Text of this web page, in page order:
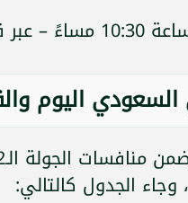
قناة
اليوم
وجاء الجدول كالتالي: